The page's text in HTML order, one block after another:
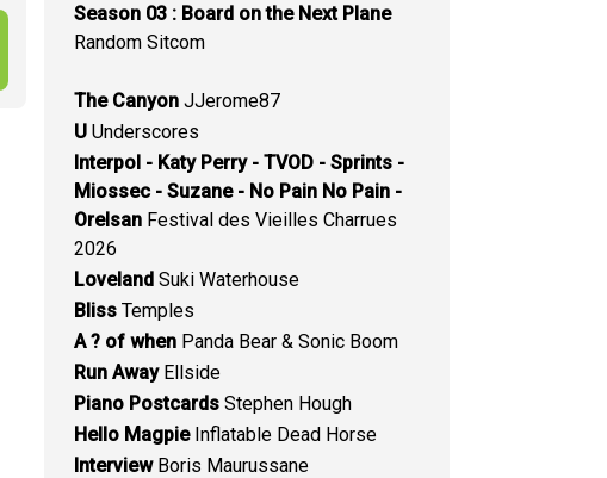
Season 03 : Board on the Next Plane
Random Sitcom
The Canyon JJerome87
U Underscores
Interpol - Katy Perry - TVOD - Sprints -
Miossec - Suzane - No Pain No Pain -
Orelsan Festival des Vieilles Charrues
2026
Loveland Suki Waterhouse
Bliss Temples
A ? of when Panda Bear & Sonic Boom
Run AwayEllside
Piano Postcards Stephen Hough
Hello MagpieInflatable Dead Horse
InterviewBoris Maurussane